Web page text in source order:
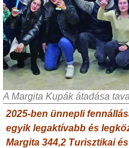
A Margita Kupák átadása
2025-ben ünnepli
egyik legaktívabb és
Margita 344,2 Turisztikai